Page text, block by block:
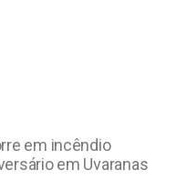
em incêndio
em Uvaranas